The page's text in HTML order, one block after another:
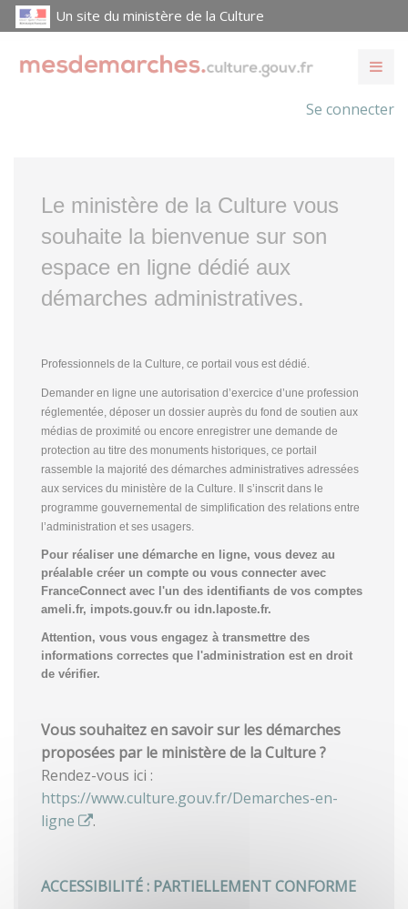
Un site du ministère de la Culture
Se connecter
Le ministère de la Culture vous
souhaite la bienvenue sur son
espace en ligne dédié aux
démarches administratives.
Professionnels de la Culture, ce portail vous est dédié.
Demander en ligne une autorisation d’exercice d’une profession
réglementée, déposer un dossier auprès du fond de soutien aux
médias de proximité ou encore enregistrer une demande de
protection au titre des monuments historiques, ce portail
rassemble la majorité des démarches administratives adressées
aux services du ministère de la Culture. Il s’inscrit dans le
programme gouvernemental de simplification des relations entre
l’administration et ses usagers.
Pour réaliser une démarche en ligne, vous devez au
préalable créer un compte ou vous connecter avec
FranceConnect avec l'un des identifiants de vos comptes
ameli.fr, impots.gouv.fr ou idn.laposte.fr.
Attention, vous vous engagez à transmettre des
informations correctes que l'administration est en droit
de vérifier.
Vous souhaitez en savoir sur les démarches
proposées par le ministère de la Culture ?
Rendez-vous ici :
https://www.culture.gouv.fr/Demarches-en-
ligne
.
ACCESSIBILITÉ : PARTIELLEMENT CONFORME